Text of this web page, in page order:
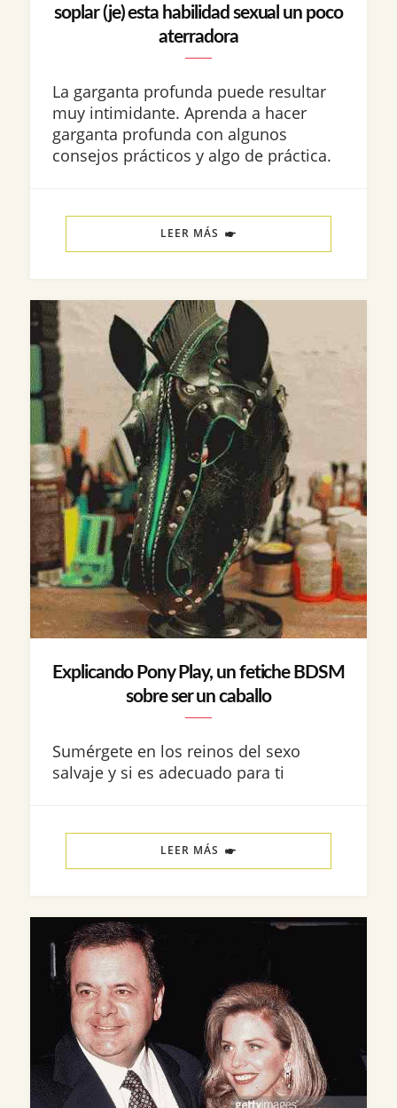
soplar (je) esta habilidad sexual un poco
aterradora
La garganta profunda puede resultar
muy intimidante. Aprenda a hacer
garganta profunda con algunos
consejos prácticos y algo de práctica.
LEER MÁS
Explicando Pony Play, un fetiche BDSM
sobre ser un caballo
Sumérgete en los reinos del sexo
salvaje y si es adecuado para ti
LEER MÁS